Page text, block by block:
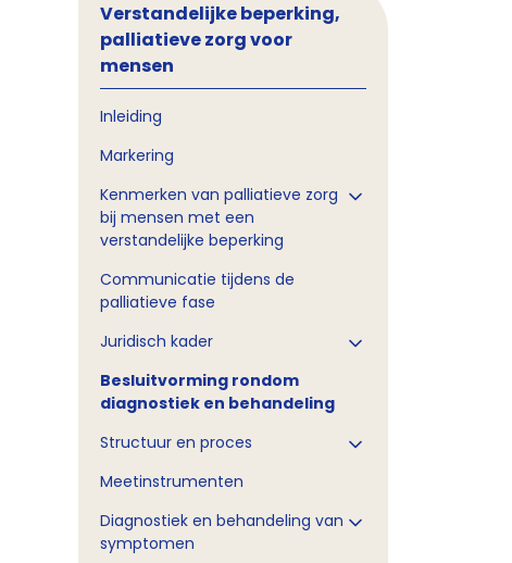
Verstandelijke beperking,
palliatieve zorg voor
mensen
Inleiding
Markering
Kenmerken van palliatieve zorg
bij mensen met een
verstandelijke beperking
Communicatie tijdens de
palliatieve fase
Juridisch kader
Besluitvorming rondom
diagnostiek en behandeling
Structuur en proces
Meetinstrumenten
Diagnostiek en behandeling van
symptomen